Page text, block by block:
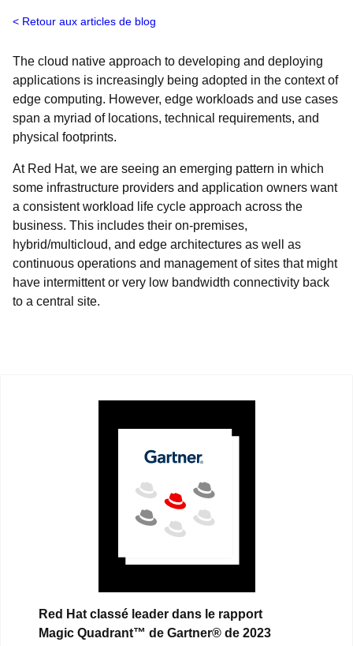
Retour aux articles de blog
The cloud native approach to developing and deploying
applications is increasingly being adopted in the context of
edge computing. However, edge workloads and use cases
span a myriad of locations, technical requirements, and
physical footprints.
At Red Hat, we are seeing an emerging pattern in which
some infrastructure providers and application owners want
a consistent workload life cycle approach across the
business. This includes their on-premises,
hybrid/multicloud, and edge architectures as well as
continuous operations and management of sites that might
have intermittent or very low bandwidth connectivity back
to a central site.
Red Hat classé leader dans le rapport
Magic Quadrant™ de Gartner® de 2023